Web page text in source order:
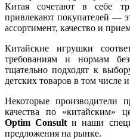
Китая сочетают в себе
привлекают покупателей —
ассортимент, качество и
Китайские игрушки
требованиям и нормам
тщательно подходят к
детских товаров в том числе
Некоторые производители
качества по «китайским»
Optim Consultи наши
предложения на рынке.